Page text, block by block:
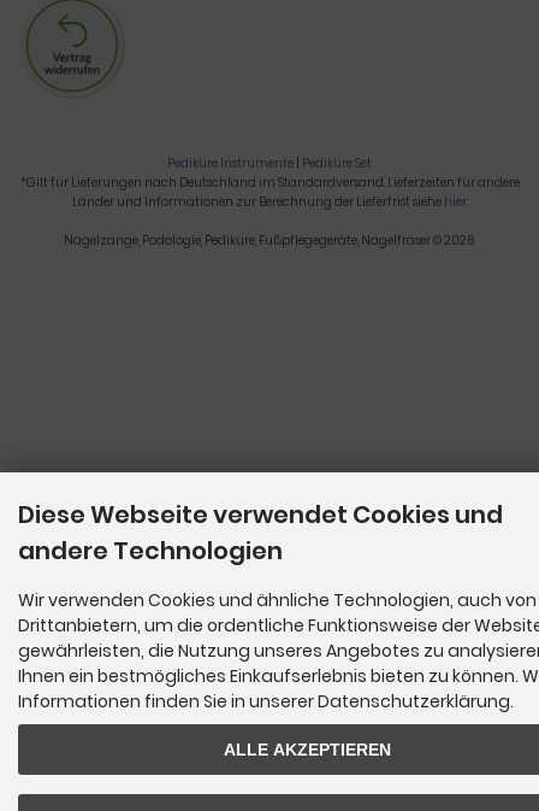
Pediküre Instrumente | Pediküre Set
*Gilt für Lieferungen nach Deutschland im Standardversand. Lieferzeiten für andere
Länder und Informationen zur Berechnung der Lieferfrist siehe hier.
Nagelzange, Podologie, Pediküre, Fußpflegegeräte, Nagelfräser © 2026
Diese Webseite verwendet Cookies und
andere Technologien
Wir verwenden Cookies und ähnliche Technologien, auch von
Drittanbietern, um die ordentliche Funktionsweise der
gewährleisten, die Nutzung unseres Angebotes zu
Ihnen ein bestmögliches Einkaufserlebnis bieten zu können.
Informationen finden Sie in unserer Datenschutzerklärung.
ALLE AKZEPTIEREN